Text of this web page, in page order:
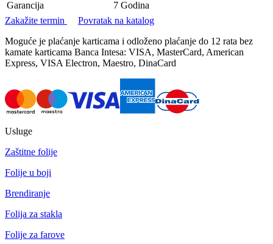
Garancija
7 Godina
Zakažite termin
Povratak na katalog
Moguće je plaćanje karticama i odloženo plaćanje do 12 rata bez
kamate karticama Banca Intesa: VISA, MasterCard, American
Express, VISA Electron, Maestro, DinaCard
Usluge
Zaštitne folije
Folije u boji
Brendiranje
Folija za stakla
Folije za farove